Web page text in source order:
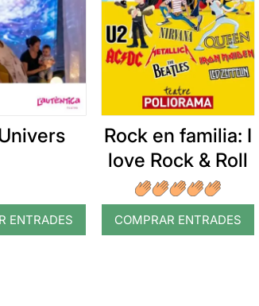
ENTRADES
Rock en familia: I
love Rock & Roll
COMPRAR ENTRADES